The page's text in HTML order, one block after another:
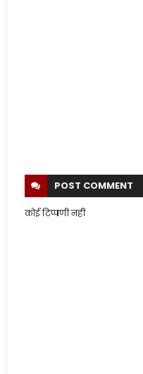
POST COMMENT
कोई टिप्पणी नहीं